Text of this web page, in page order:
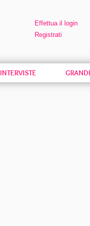
Effettua il login
Registrati
INTERVISTE